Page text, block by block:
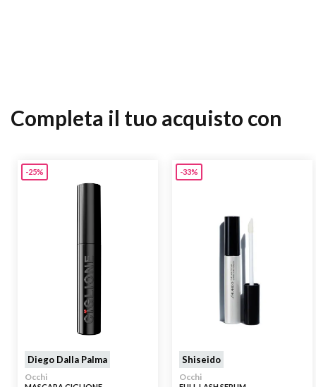
Completa il tuo acquisto con
-25%
Diego Dalla Palma
Occhi
-33%
Shiseido
Occhi